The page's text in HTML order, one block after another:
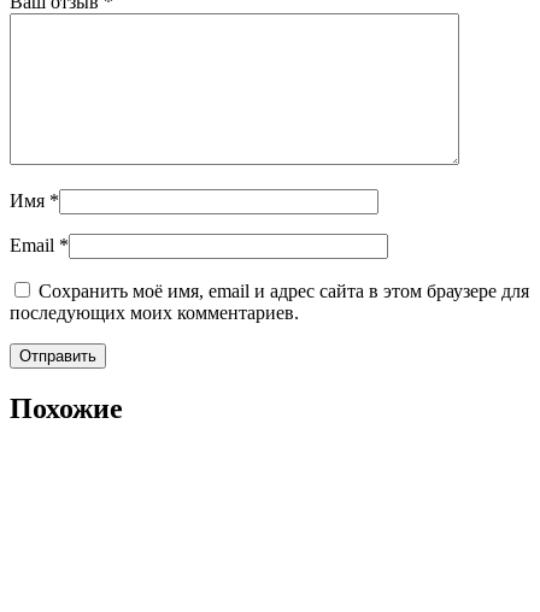
Имя *
Email *
Сохранить моё имя, email и адрес сайта в этом браузере для
последующих моих комментариев.
Похожие